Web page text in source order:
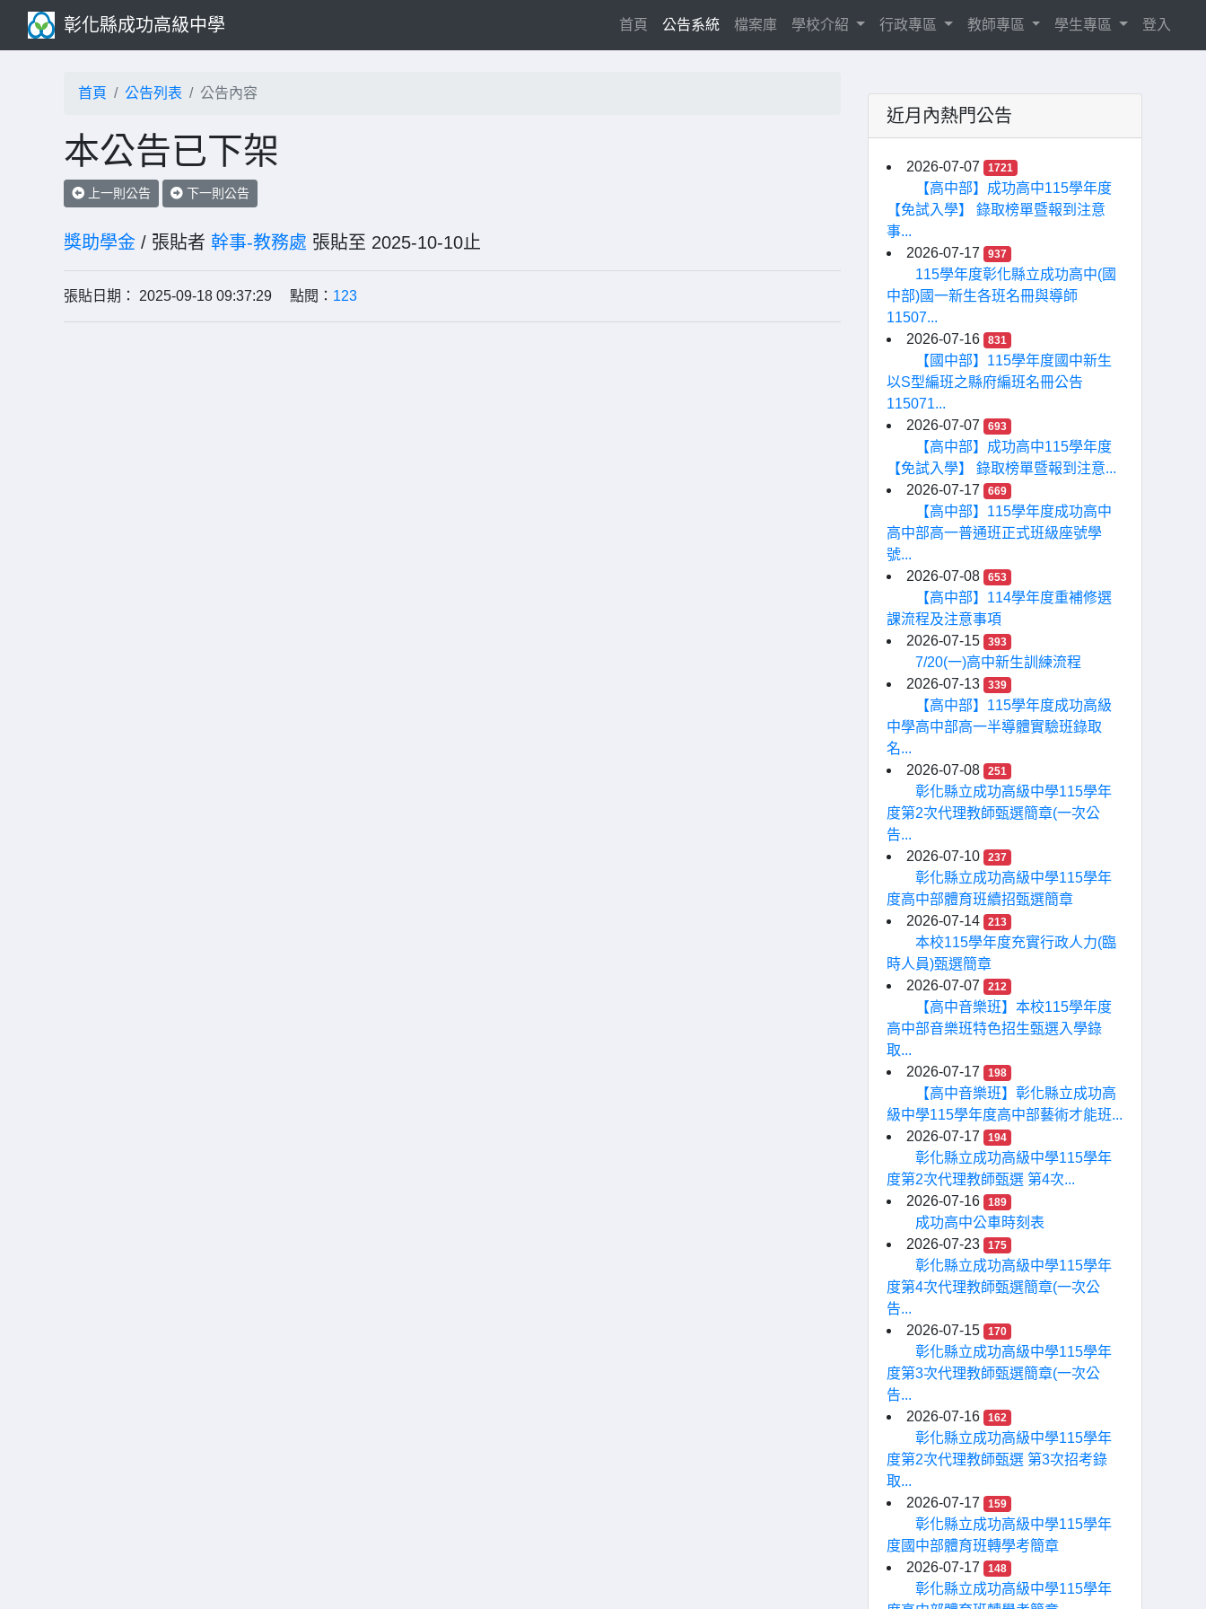
彰化縣成功高級中學 首頁 (current)
公告系統 檔案庫 學校介紹 行政專區 教師專區 學生專區 登入
首頁 公告列表 公告內容
本公告已下架
上一則公告 下一則公告
獎助學金 / 張貼者 幹事-教務處 張貼至 2025-10-10止
張貼日期： 2025-09-18 09:37:29 點閱： 123
近月內熱門公告
2026-07-07 1721
【高中部】成功高中115學年度
【免試入學】 錄取榜單暨報到注意
事...
2026-07-17
937
115學年度彰化縣立成功高中(國
中部)國一新生各班名冊與導師
11507...
2026-07-16
831
【國中部】115學年度國中新生
以S型編班之縣府編班名冊公告
115071...
2026-07-07
693
【高中部】成功高中115學年度
【免試入學】 錄取榜單暨報到注意...
2026-07-17
669
【高中部】115學年度成功高中
高中部高一普通班正式班級座號學
號...
2026-07-08
653
【高中部】114學年度重補修選
課流程及注意事項
2026-07-15
393
7/20(一)高中新生訓練流程
2026-07-13
339
【高中部】115學年度成功高級
中學高中部高一半導體實驗班錄取
名...
2026-07-08
251
彰化縣立成功高級中學115學年
度第2次代理教師甄選簡章(一次公
告...
2026-07-10
237
彰化縣立成功高級中學115學年
度高中部體育班續招甄選簡章
2026-07-14
213
本校115學年度充實行政人力(臨
時人員)甄選簡章
2026-07-07
212
【高中音樂班】本校115學年度
高中部音樂班特色招生甄選入學錄
取...
2026-07-17
198
【高中音樂班】彰化縣立成功高
級中學115學年度高中部藝術才能班...
2026-07-17
194
彰化縣立成功高級中學115學年
度第2次代理教師甄選 第4次...
2026-07-16
189
成功高中公車時刻表
2026-07-23
175
彰化縣立成功高級中學115學年
度第4次代理教師甄選簡章(一次公
告...
2026-07-15
170
彰化縣立成功高級中學115學年
度第3次代理教師甄選簡章(一次公
告...
2026-07-16
162
彰化縣立成功高級中學115學年
度第2次代理教師甄選 第3次招考錄
取...
2026-07-17
159
彰化縣立成功高級中學115學年
度國中部體育班轉學考簡章
2026-07-17
148
彰化縣立成功高級中學115學年